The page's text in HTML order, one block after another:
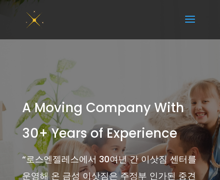
A Moving Company With
30+ Years of Experience
“로스엔젤레스에서 30여년 간 이삿짐 센터를
운영해 온 금성 이삿짐은 주정부 인가된 중견